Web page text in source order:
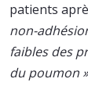
patients
non-
faibles des
du poumon »